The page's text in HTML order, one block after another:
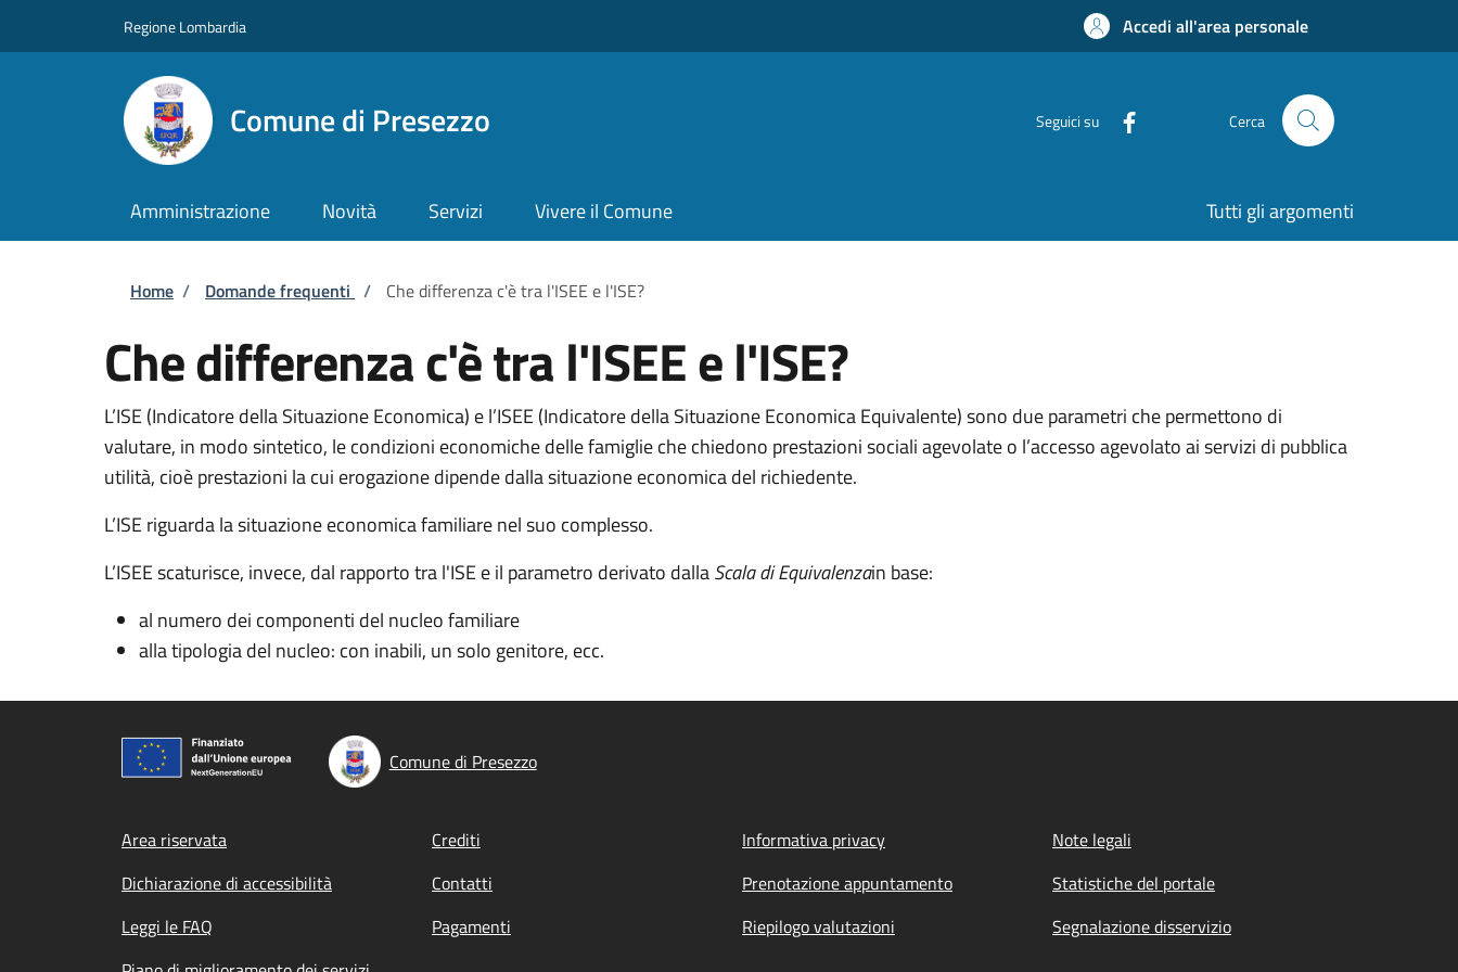
Regione Lombardia Accedi all'area personale
Comune di Presezzo Seguici su Cerca
Amministrazione Novità Servizi Vivere il Comune Tutti gli argomenti
Briciole di pane
Home / Domande frequenti / Che differenza c'è tra l'ISEE e l'ISE?
Che differenza c'è tra l'ISEE e l'ISE?
L’ISE (Indicatore della Situazione Economica) e l’ISEE (Indicatore della Situazione Economica Equivalente) sono due parametri che permettono di
valutare, in modo sintetico, le condizioni economiche delle famiglie che chiedono prestazioni sociali agevolate o l’accesso agevolato ai servizi di pubblica
utilità, cioè prestazioni la cui erogazione dipende dalla situazione economica del richiedente.
L’ISE riguarda la situazione economica familiare nel suo complesso.
L’ISEE scaturisce, invece, dal rapporto tra l'ISE e il parametro derivato dallaScala di Equivalenzain base:
al numero dei componenti del nucleo familiare
alla tipologia del nucleo: con inabili, un solo genitore, ecc.
Comune di Presezzo
Footer menu
Area riservata Crediti Informativa privacy
Note legali
Dichiarazione di accessibilità
Contatti Prenotazione appuntamento
Statistiche del portale
Leggi le FAQ
Pagamenti Riepilogo valutazioni
Segnalazione disservizio